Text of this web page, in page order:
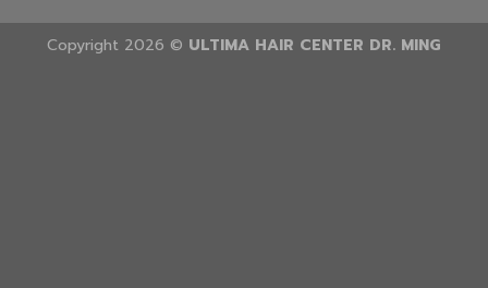
Copyright 2026 © ULTIMA HAIR CENTER DR. MING